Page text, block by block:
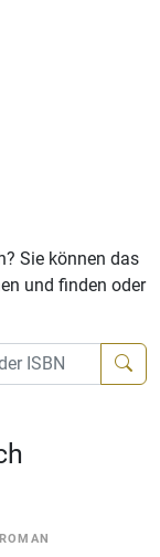
Sie können das
und finden oder